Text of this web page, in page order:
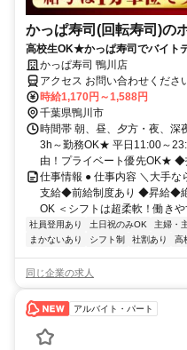
かっぱ寿司(回転寿司)の
高校生OK★かっぱ寿司でバイト
有★短時間OK★履歴書不要
かっぱ寿司 鴨川店
アクセス お問い合わせくださ
時給1,170円～1,588円
千葉県鴨川市
時間帯 朝、昼、夕方・夜、
3h～勤務OK★ 平日11:00～
由！プライベート優先OK★ ◆
仕事情報 ● 仕事内容 ＼大手
支給◆前給制度あり ◆昇給◆
OK ＜シフトは超柔軟！働き
社員登用あり 土日祝のみOK 主婦・
まかないあり
シフト制 社割あり 高
同じ企業の求人
アルバイト・パート